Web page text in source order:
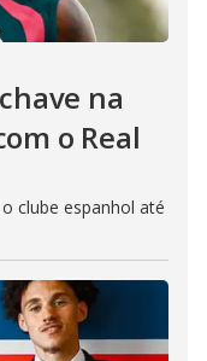
na
o Real
clube espanhol até